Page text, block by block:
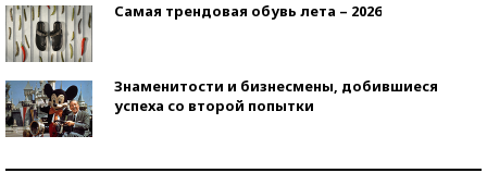
Самая трендовая обувь лета – 2026
Знаменитости и бизнесмены, добившиеся
успеха со второй попытки